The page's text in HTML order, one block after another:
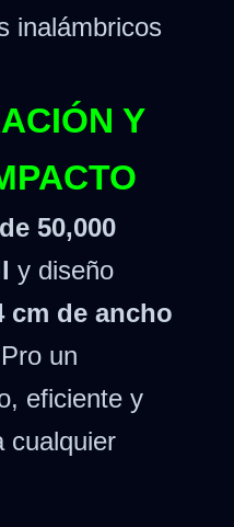
inalámbricos
Y
50,000
y diseño
cm de ancho
un
eficiente y
cualquier